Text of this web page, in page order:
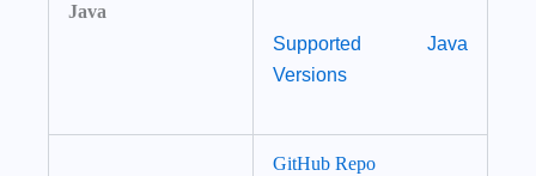
Java
Supported Java
Versions
GitHub Repo